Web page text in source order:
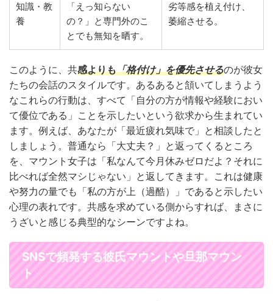
知識・教
養
「えっ知らない
の？」と専門外のこ
とでも無知を晒す。
劣等感を植え付け、
萎縮させる。
このように、共感よりも「格付け」を優先させるのが彼女
たちの会話のスタイルです。あるあると頷いてしまうよう
なこれらの行動は、すべて「自分の方が情報や経験におい
て優位である」ことを示したいという欲求から生まれてい
ます。例えば、あなたが「最近疲れ気味で」と相談したと
しましょう。普通なら「大丈夫？」と返ってくるところ
を、マウント女子は「私なんて今月休みゼロだよ？それに
比べれば全然マシじゃない」と返してきます。これは健康
や努力の量でも「私の方が上（過酷）」であると示したい
心理の表れです。共感を求めている側からすれば、まさに
うざいと感じる典型的なシーンですよね。
SNSで頻発する彼氏マウントや旦那マウン
ト